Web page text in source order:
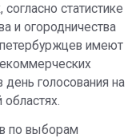
статистике
и огородничества
имеют
день голосования на
по выборам